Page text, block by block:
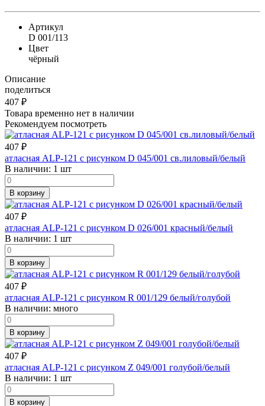
Артикул
D 001/113
Цвет
чёрный
Описание
поделиться
407 ₽
Товара временно нет в наличии
Рекомендуем посмотреть
407 ₽
атласная ALP-121 с рисунком D 045/001 св.лиловый/белый
В наличии: 1 шт
В корзину
407 ₽
атласная ALP-121 с рисунком D 026/001 красный/белый
В наличии: 1 шт
В корзину
407 ₽
атласная ALP-121 с рисунком R 001/129 белый/голубой
В наличии: много
В корзину
407 ₽
атласная ALP-121 с рисунком Z 049/001 голубой/белый
В наличии: 1 шт
В корзину